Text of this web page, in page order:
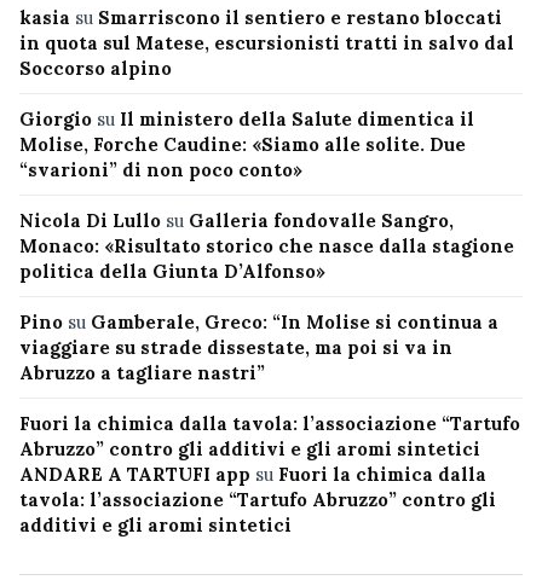
kasia su Smarriscono il sentiero e restano bloccati
in quota sul Matese, escursionisti tratti in salvo dal
Soccorso alpino
Giorgio su Il ministero della Salute dimentica il
Molise, Forche Caudine: «Siamo alle solite. Due
“svarioni” di non poco conto»
Nicola Di Lullo su Galleria fondovalle Sangro,
Monaco: «Risultato storico che nasce dalla stagione
politica della Giunta D’Alfonso»
Pino su Gamberale, Greco: “In Molise si continua a
viaggiare su strade dissestate, ma poi si va in
Abruzzo a tagliare nastri”
Fuori la chimica dalla tavola: l’associazione “Tartufo
Abruzzo” contro gli additivi e gli aromi sintetici
ANDARE A TARTUFI app su Fuori la chimica dalla
tavola: l’associazione “Tartufo Abruzzo” contro gli
additivi e gli aromi sintetici